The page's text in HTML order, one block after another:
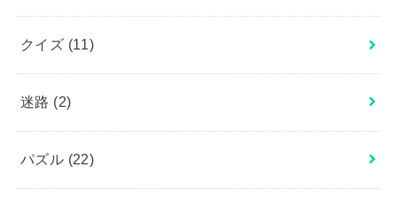
クイズ (11)
迷路 (2)
パズル (22)